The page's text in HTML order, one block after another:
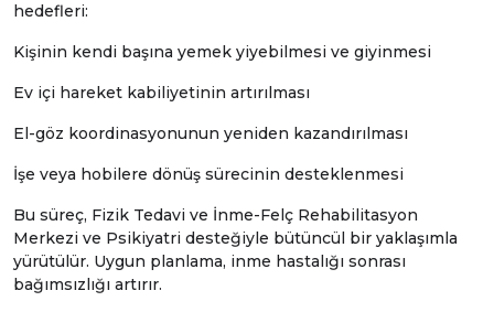
hedefleri:
Kişinin kendi başına yemek yiyebilmesi ve giyinmesi
Ev içi hareket kabiliyetinin artırılması
El-göz koordinasyonunun yeniden kazandırılması
İşe veya hobilere dönüş sürecinin desteklenmesi
Bu süreç, Fizik Tedavi ve İnme-Felç Rehabilitasyon
Merkezi ve Psikiyatri desteğiyle bütüncül bir yaklaşımla
yürütülür. Uygun planlama, inme hastalığı sonrası
bağımsızlığı artırır.